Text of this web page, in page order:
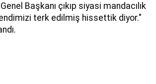
Başkanı çıkıp siyasi mandacılık
terk edilmiş hissettik diyor."